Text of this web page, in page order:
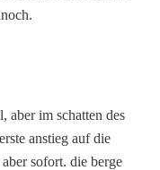
aber im schatten des
anstieg auf die
sofort. die berge